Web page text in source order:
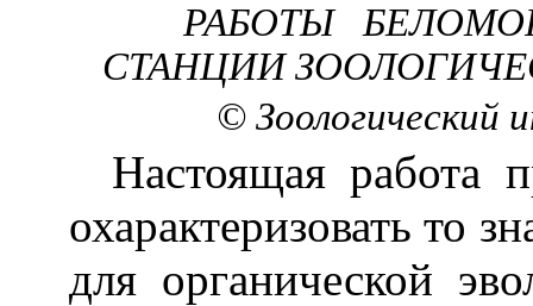
РАБОТЫ
СТАНЦИИ
©
Настоящая работа
охарактеризовать то
для органической